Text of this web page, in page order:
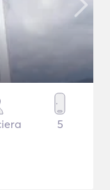
5